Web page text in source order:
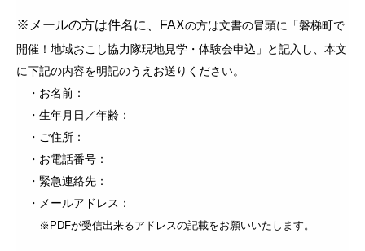
※メールの方は件名に、FAXの方は文書の冒頭に「磐梯町で
開催！地域おこし協力隊現地見学・体験会申込」と記入し、本文
に下記の内容を明記のうえお送りください。
・お名前：
・生年月日／年齢：
・ご住所：
・お電話番号：
・緊急連絡先：
・メールアドレス：
※PDFが受信出来るアドレスの記載をお願いいたします。